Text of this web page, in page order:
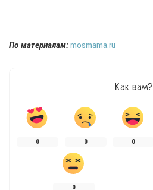
По материалам:mosmama.ru
Как вам?
0 0 0
0